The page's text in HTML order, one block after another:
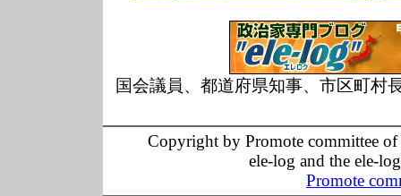
国会議員、都道府県知事、市区町村
Copyright by Promote committee
ele-log and the ele-
Promote